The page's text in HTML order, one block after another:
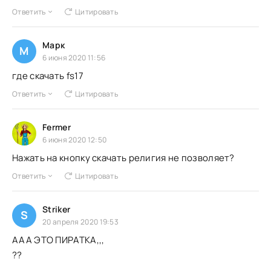
Ответить Цитировать
М Марк
6 июня 2020 11:56
где скачать fs17
Ответить Цитировать
Fermer
6 июня 2020 12:50
Нажать на кнопку скачать религия не позволяет?
Ответить Цитировать
S Striker
20 апреля 2020 19:53
ААА ЭТО ПИРАТКА,,,
??